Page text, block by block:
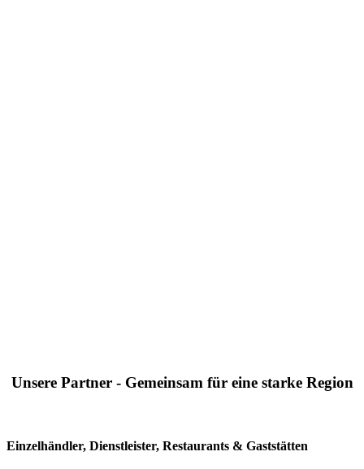
Unsere Partner - Gemeinsam für eine starke Region
Einzelhändler, Dienstleister, Restaurants & Gaststätten